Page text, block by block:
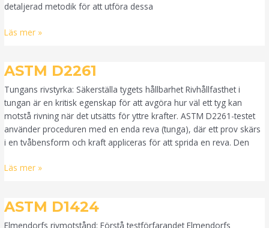
detaljerad metodik för att utföra dessa
Läs mer »
ASTM D2261
Tungans rivstyrka: Säkerställa tygets hållbarhet Rivhållfasthet i
tungan är en kritisk egenskap för att avgöra hur väl ett tyg kan
motstå rivning när det utsätts för yttre krafter. ASTM D2261-testet
använder proceduren med en enda reva (tunga), där ett prov skärs
i en tvåbensform och kraft appliceras för att sprida en reva. Den
ASTM
Läs mer »
ASTM D1424
Elmendorfs rivmotstånd: Förstå testförfarandet Elmendorfs
ASTM